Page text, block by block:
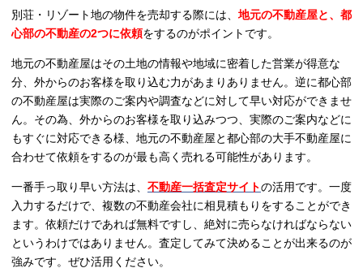
別荘・リゾート地の物件を売却する際には、 地元の不動産屋と、都
心部の不動産の2つに依頼をするのがポイントです。
地元の不動産屋はその土地の情報や地域に密着した営業が得意な
分、外からのお客様を取り込む力があまりありません。逆に都心部
の不動産屋は実際のご案内や調査などに対して早い対応ができませ
ん。その為、外からのお客様を取り込みつつ、実際のご案内などに
もすぐに対応できる様、地元の不動産屋と都心部の大手不動産屋に
合わせて依頼をするのが最も高く売れる可能性があります。
一番手っ取り早い方法は、 不動産一括査定サイトの活用です。一度
入力するだけで、複数の不動産会社に相見積もりをすることができ
ます。依頼だけであれば無料ですし、絶対に売らなければならない
というわけではありません。査定してみて決めることが出来るのが
強みです。ぜひ活用ください。